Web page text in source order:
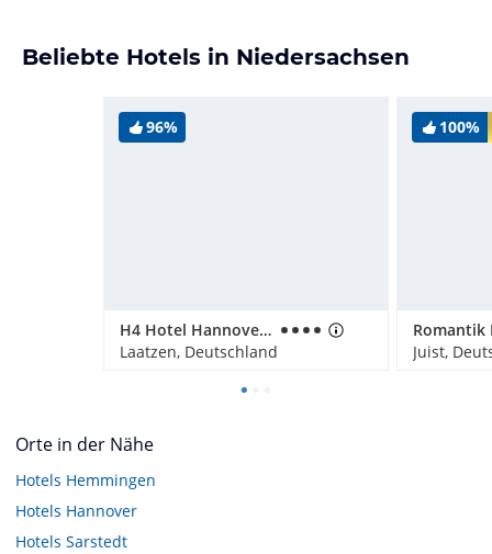
Beliebte Hotels in Niedersachsen
96%
H4 Hotel Hannover Messe
Laatzen, Deutschland
100%
Juist,
Orte in der Nähe
Hotels Hemmingen
Hotels Hannover
Hotels Sarstedt